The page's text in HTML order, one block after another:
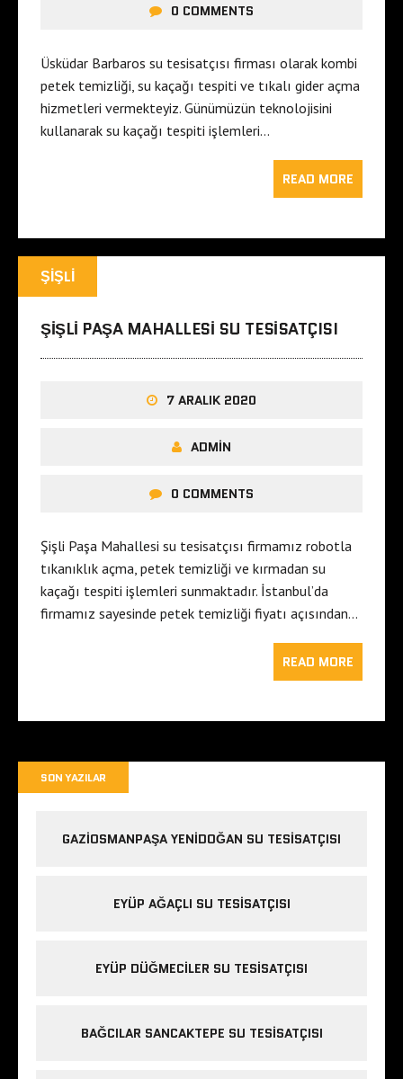
0 COMMENTS
Üsküdar Barbaros su tesisatçısı firması olarak kombi
petek temizliği, su kaçağı tespiti ve tıkalı gider açma
hizmetleri vermekteyiz. Günümüzün teknolojisini
kullanarak su kaçağı tespiti işlemleri…
READ MORE
ŞIŞLI
ŞIŞLI PAŞA MAHALLESI SU TESISATÇISI
7 ARALIK 2020
ADMIN
0 COMMENTS
Şişli Paşa Mahallesi su tesisatçısı firmamız robotla
tıkanıklık açma, petek temizliği ve kırmadan su
kaçağı tespiti işlemleri sunmaktadır. İstanbul’da
firmamız sayesinde petek temizliği fiyatı açısından…
READ MORE
SON YAZILAR
GAZIOSMANPAŞA YENIDOĞAN SU TESISATÇISI
EYÜP AĞAÇLI SU TESISATÇISI
EYÜP DÜĞMECILER SU TESISATÇISI
BAĞCILAR SANCAKTEPE SU TESISATÇISI